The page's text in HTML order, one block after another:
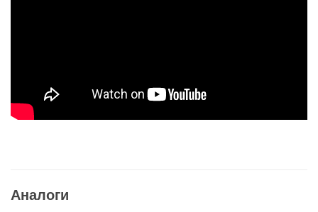
Аналоги